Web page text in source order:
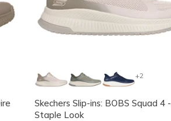
+2
Skechers Slip-ins: BOBS Squad 4 -
Staple Look